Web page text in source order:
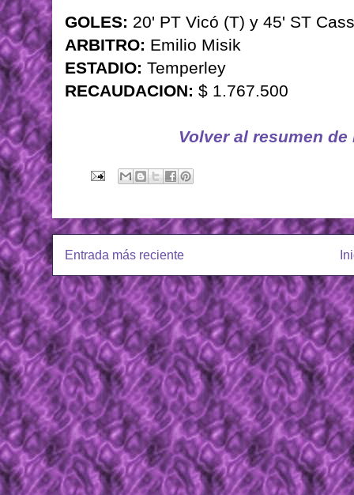
GOLES: 20' PT Vicó (T) y 45' ST
ARBITRO: Emilio Misik
ESTADIO: Temperley
RECAUDACION: $ 1.767.500
Volver al resumen
Entrada más reciente